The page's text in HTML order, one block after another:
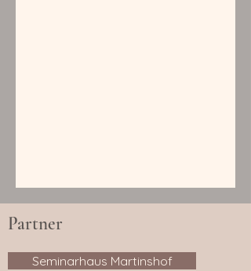
Partner
Seminarhaus Martinshof